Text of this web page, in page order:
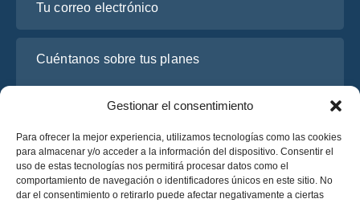
Gestionar el consentimiento
Para ofrecer la mejor experiencia, utilizamos tecnologías como las cookies
para almacenar y/o acceder a la información del dispositivo. Consentir el
uso de estas tecnologías nos permitirá procesar datos como el
comportamiento de navegación o identificadores únicos en este sitio. No
dar el consentimiento o retirarlo puede afectar negativamente a ciertas